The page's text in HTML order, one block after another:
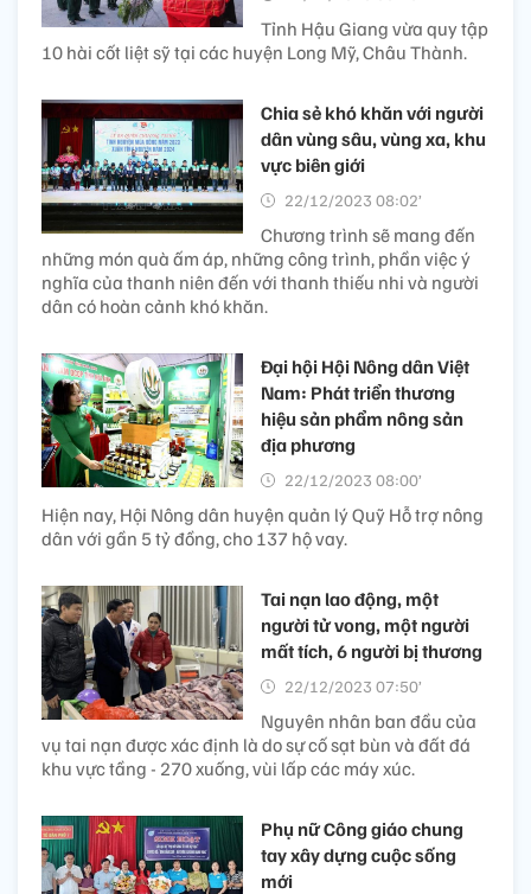
Tỉnh Hậu Giang vừa quy tập
10 hài cốt liệt sỹ tại các huyện Long Mỹ, Châu Thành.
Chia sẻ khó khăn với người
dân vùng sâu, vùng xa, khu
vực biên giới
22/12/2023 08:02’
Chương trình sẽ mang đến
những món quà ấm áp, những công trình, phần việc ý
nghĩa của thanh niên đến với thanh thiếu nhi và người
dân có hoàn cảnh khó khăn.
Đại hội Hội Nông dân Việt
Nam: Phát triển thương
hiệu sản phẩm nông sản
địa phương
22/12/2023 08:00’
Hiện nay, Hội Nông dân huyện quản lý Quỹ Hỗ trợ nông
dân với gần 5 tỷ đồng, cho 137 hộ vay.
Tai nạn lao động, một
người tử vong, một người
mất tích, 6 người bị thương
22/12/2023 07:50’
Nguyên nhân ban đầu của
vụ tai nạn được xác định là do sự cố sạt bùn và đất đá
khu vực tầng - 270 xuống, vùi lấp các máy xúc.
Phụ nữ Công giáo chung
tay xây dựng cuộc sống
mới